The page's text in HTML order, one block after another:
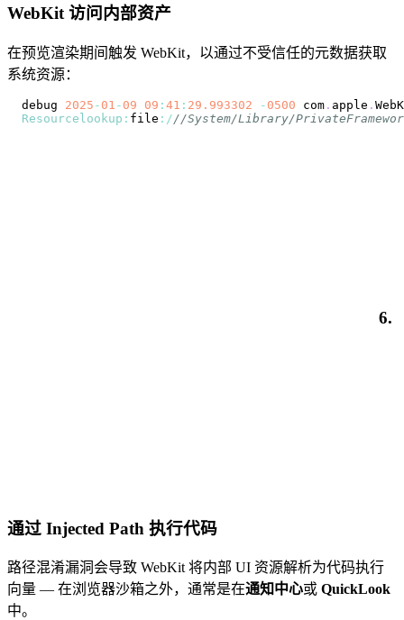
WebKit 访问内部资产
在预览渲染期间触发 WebKit，以通过不受信任的元数据获取
系统资源：
debug 2025 - 01 - 09 09 : 41 : 29.993302 - 0500 com . apple .
Resourcelookup : file : ///System/Library/
6.
通过 Injected Path 执行代码
路径混淆漏洞会导致 WebKit 将内部 UI 资源解析为代码执行
向量 — 在浏览器沙箱之外，通常是在通知中心或 QuickLook
中。